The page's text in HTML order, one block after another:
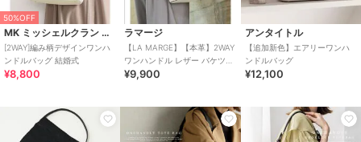
50%OFF
MK ミッシェルクラン バッグ
[2WAY]編み柄デザインワンハ
ンドルバッグ 結婚式
¥8,800
ラマージ
【LA MARGE】【本革】2WAY
ワンハンドル レザー バケツバ
ッグ
¥9,900
アンタイトル
【追加新色】エアリーワンハ
ンドルバッグ
¥12,100